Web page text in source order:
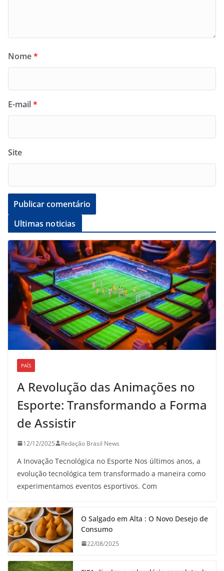
Nome*
E-mail*
Site
Ultimas noticias
PAÍS
A Revolução das Animações no
Esporte: Transformando a Forma
de Assistir
12/12/2025 Redação Brasil News
A Inovação Tecnológica no Esporte Nos últimos anos, a
evolução tecnológica tem transformado a maneira como
experimentamos eventos esportivos. Com
O Salgado em Alta : O Novo Desejo de
Consumo
22/08/2025